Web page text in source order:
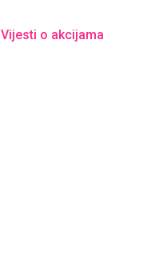
Vijesti o akcijama